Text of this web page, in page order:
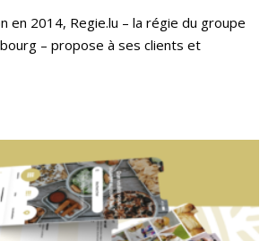
en 2014, Regie.lu – la régie du groupe
– propose à ses clients et